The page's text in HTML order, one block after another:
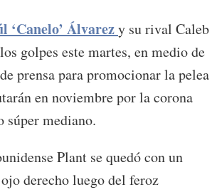
‘Canelo’ Álvarezy su rival Caleb
golpes este martes, en medio de
prensa para promocionar la pelea
en noviembre por la corona
súper mediano.
Plant se quedó con un
derecho luego del feroz